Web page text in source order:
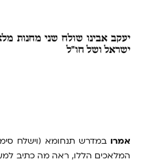
יעקב אבינו שולח שני מחנות
ישראל ושל חו"ל
אמרו במדרש תנחומא (וישלח
המלאכים הללו, ראה מה כתיב